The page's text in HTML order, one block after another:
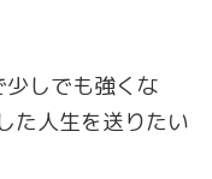
しでも強くな
た人生を送りたい